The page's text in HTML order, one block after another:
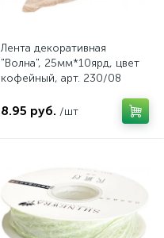
Лента декоративная
"Волна", 25мм*10ярд, цвет
кофейный, арт. 230/08
8.95 руб. /шт